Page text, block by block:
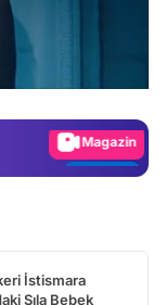
Video
İstismara
Sıla Bebek